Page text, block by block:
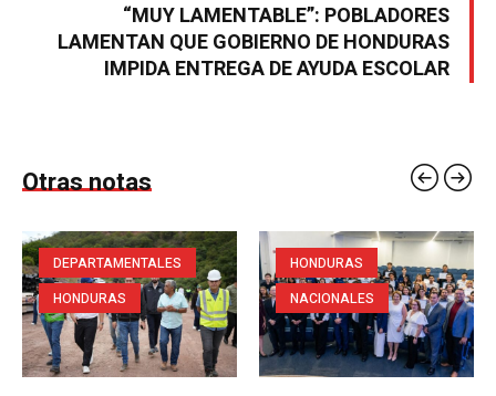
“MUY LAMENTABLE”: POBLADORES
LAMENTAN QUE GOBIERNO DE HONDURAS
IMPIDA ENTREGA DE AYUDA ESCOLAR
Otras notas
DEPARTAMENTALES
HONDURAS
HONDURAS
NACIONALES